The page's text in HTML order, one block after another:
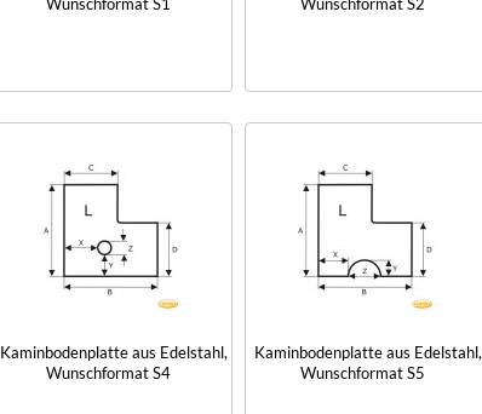
Kaminbodenplatte aus Edelstahl,
Wunschformat S4
Kaminbodenplatte aus Edelstahl,
Wunschformat S5